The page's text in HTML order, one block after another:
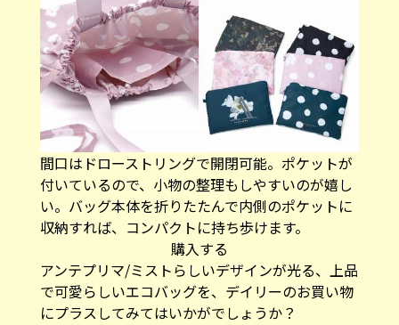
間口はドローストリングで開閉可能。ポケットが
付いているので、小物の整理もしやすいのが嬉し
い。バッグ本体を折りたたんで内側のポケットに
収納すれば、コンパクトに持ち歩けます。
購入する
アンテプリマ/ミストらしいデザインが光る、上品
で可愛らしいエコバッグを、デイリーのお買い物
にプラスしてみてはいかがでしょうか？